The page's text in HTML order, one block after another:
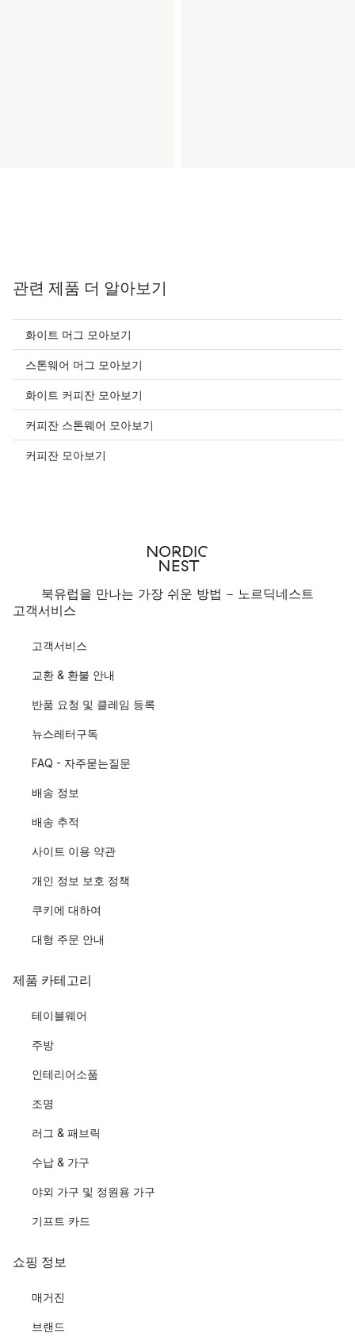
관련 제품 더 알아보기
화이트 머그 모아보기
스톤웨어 머그 모아보기
화이트 커피잔 모아보기
커피잔 스톤웨어 모아보기
커피잔 모아보기
북유럽을 만나는 가장 쉬운 방법 - 노르딕네스트
고객서비스
고객서비스
교환 & 환불 안내
반품 요청 및 클레임 등록
뉴스레터구독
FAQ - 자주묻는질문
배송 정보
배송 추적
사이트 이용 약관
개인 정보 보호 정책
쿠키에 대하여
대형 주문 안내
제품 카테고리
테이블웨어
주방
인테리어소품
조명
러그 & 패브릭
수납 & 가구
야외 가구 및 정원용 가구
기프트 카드
쇼핑 정보
매거진
브랜드